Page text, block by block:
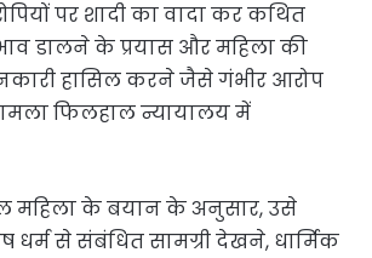
पर शादी का वादा कर कथित
डालने के प्रयास और महिला की
हासिल करने जैसे गंभीर आरोप
फिलहाल न्यायालय में
महिला के बयान के अनुसार, उसे
धर्म से संबंधित सामग्री देखने, धार्मिक